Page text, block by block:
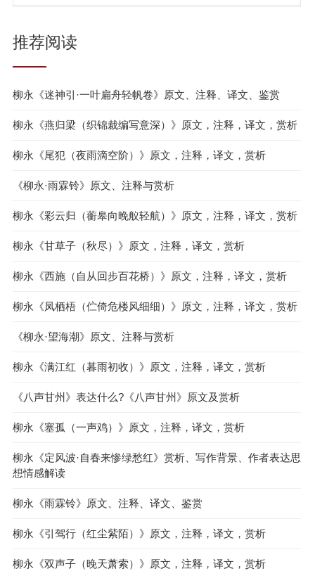
推荐阅读
柳永《迷神引·一叶扁舟轻帆卷》原文、注释、译文、鉴赏
柳永《燕归梁（织锦裁编写意深）》原文，注释，译文，赏析
柳永《尾犯（夜雨滴空阶）》原文，注释，译文，赏析
《柳永·雨霖铃》原文、注释与赏析
柳永《彩云归（蘅皋向晚舣轻航）》原文，注释，译文，赏析
柳永《甘草子（秋尽）》原文，注释，译文，赏析
柳永《西施（自从回步百花桥）》原文，注释，译文，赏析
柳永《凤栖梧（伫倚危楼风细细）》原文，注释，译文，赏析
《柳永·望海潮》原文、注释与赏析
柳永《满江红（暮雨初收）》原文，注释，译文，赏析
《八声甘州》表达什么?《八声甘州》原文及赏析
柳永《塞孤（一声鸡）》原文，注释，译文，赏析
柳永《定风波·自春来惨绿愁红》赏析、写作背景、作者表达思
想情感解读
柳永《雨霖铃》原文、注释、译文、鉴赏
柳永《引驾行（红尘紫陌）》原文，注释，译文，赏析
柳永《双声子（晚天萧索）》原文，注释，译文，赏析